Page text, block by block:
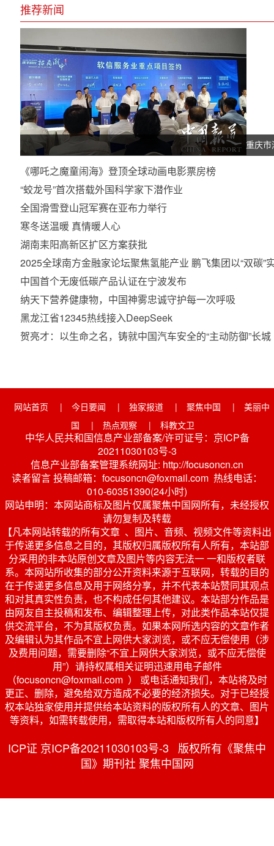
推荐新闻
重庆市
《哪吒之魔童闹海》登顶全球动画电影票房榜
“蛟龙号”首次搭载外国科学家下潜作业
全国滑雪登山冠军赛在亚布力举行
寒冬送温暖 真情暖人心
湖南耒阳高新区扩区方案获批
2025全球南方金融家论坛聚焦氢能产业 鹏飞集团以“双碳”
中国首个无废低碳产品认证在宁波发布
纳天下营养健康物，中国神雾忠诚守护每一次呼吸
黑龙江省12345热线接入DeepSeek
贺亮才：以生命之名，铸就中国汽车安全的“主动防御”长城
网站首页 | 今日要闻 | 独家报道 | 聚焦中国 |
美丽中
国
| 热点观察 | 科教文卫
中华人民共和国信息产业部备案/许可证号：京ICP备
20211030103号-3
信息产业部备案管理系统网址: http://focusoncn.cn
读者留言 投稿邮箱：focusoncn@foxmail.com 热线电话：
010-60351390(24小时)
网站申明：本网站商标及图片仅属聚焦中国网所有，未经授权
请勿复制及转载
【凡本网站转载的所有文章 、图片、音频、视频文件等资料出
于传递更多信息之目的，其版权归属版权所有人所有，本站部
分采用的非本站原创文章及图片等内容无法一 一和版权者联
系。本网站所收集的部分公开资料来源于互联网，转载的目的
在于传递更多信息及用于网络分享，并不代表本站赞同其观点
和对其真实性负责，也不构成任何其他建议。本站部分作品是
由网友自主投稿和发布、编辑整理上传，对此类作品本站仅提
供交流平台，不为其版权负责。如果本网所选内容的文章作者
及编辑认为其作品不宜上网供大家浏览，或不应无偿使用（涉
及费用问题，需要删除“不宜上网供大家浏览，或不应无偿使
用”）请持权属相关证明迅速用电子邮件
（focusoncn@foxmail.com ） 或电话通知我们，本站将及时
更正、删除，避免给双方造成不必要的经济损失。对于已经授
权本站独家使用并提供给本站资料的版权所有人的文章、图片
等资料，如需转载使用，需取得本站和版权所有人的同意】
ICP证 京ICP备20211030103号-3 版权所有《聚焦中
国》期刊社 聚焦中国网